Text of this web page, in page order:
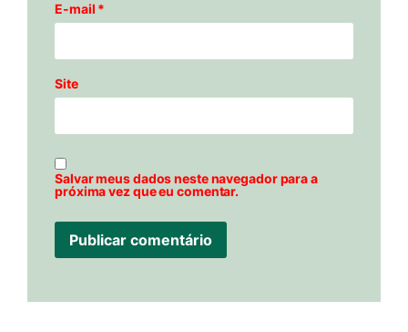
E-mail *
Site
Salvar meus dados neste navegador para a
próxima vez que eu comentar.